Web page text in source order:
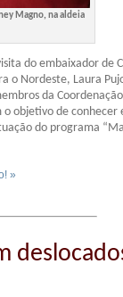
Magno, na aldeia
do embaixador de
o Nordeste, Laura
da
o objetivo de conhecer
do programa
»